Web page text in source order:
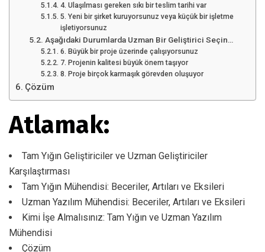
4. Ulaşılması gereken sıkı bir teslim tarihi var
5. Yeni bir şirket kuruyorsunuz veya küçük bir işletme
işletiyorsunuz
Aşağıdaki Durumlarda Uzman Bir Geliştirici Seçin…
6. Büyük bir proje üzerinde çalışıyorsunuz
7. Projenin kalitesi büyük önem taşıyor
8. Proje birçok karmaşık görevden oluşuyor
Çözüm
Atlamak:
Tam Yığın Geliştiriciler ve Uzman Geliştiriciler
Karşılaştırması
Tam Yığın Mühendisi: Beceriler, Artıları ve Eksileri
Uzman Yazılım Mühendisi: Beceriler, Artıları ve Eksileri
Kimi İşe Almalısınız: Tam Yığın ve Uzman Yazılım
Mühendisi
Çözüm